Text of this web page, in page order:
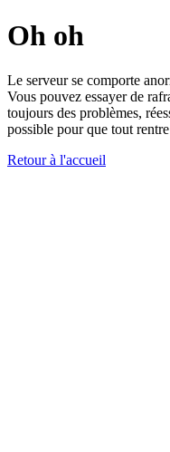
Oh oh
Le serveur se comporte
Vous pouvez essayer de
toujours des problèmes,
possible pour que tout
Retour à l'accueil